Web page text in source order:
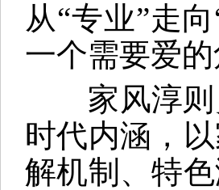
从“专业”走
一个需要爱的
家风淳则
时代内涵，
解机制、特